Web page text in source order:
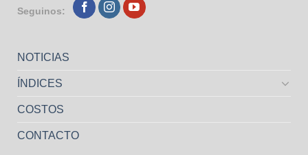
Seguinos:
NOTICIAS
ÍNDICES
COSTOS
CONTACTO